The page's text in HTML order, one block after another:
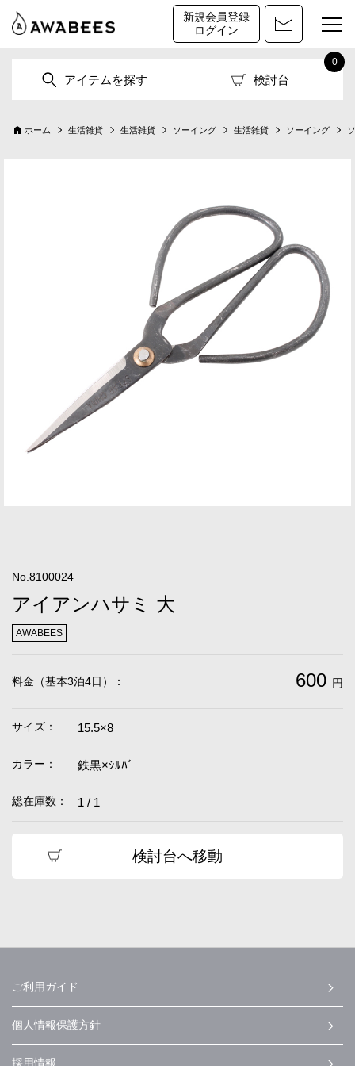
新規会員登録
ログイン
アイテムを探す 検討台
0
ホーム 生活雑貨 生活雑貨 ソーイング 生活雑貨 ソーイング
No.8100024
アイアンハサミ 大
AWABEES
料金（基本3泊4日）： 600 円
サイズ： 15.5×8
カラー： 鉄黒×ｼﾙﾊﾞｰ
総在庫数： 1 / 1
検討台へ移動
ご利用ガイド
個人情報保護方針
採用情報